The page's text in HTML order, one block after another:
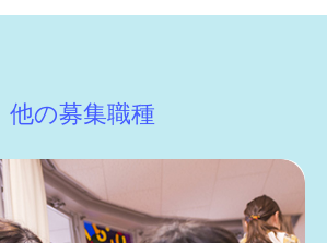
他の募集職種